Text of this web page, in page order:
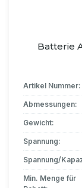
Batterie
Artikel Nummer:
Abmessungen:
Gewicht:
Spannung:
Spannung/
Min. Menge für